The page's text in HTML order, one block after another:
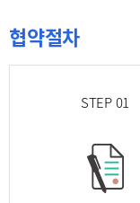
협약절차
STEP 01